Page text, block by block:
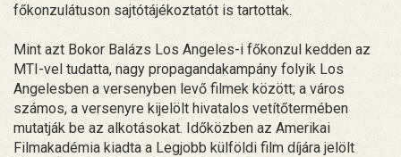
főkonzulátuson sajtótájékoztatót is tartottak.
Mint azt Bokor Balázs Los Angeles-i főkonzul kedden az
MTI-vel tudatta, nagy propagandakampány folyik Los
Angelesben a versenyben levő filmek között; a város
számos, a versenyre kijelölt hivatalos vetítőtermében
mutatják be az alkotásokat. Időközben az Amerikai
Filmakadémia kiadta a Legjobb külföldi film díjára jelölt